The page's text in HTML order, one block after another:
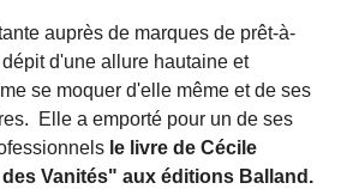
auprès de marques de prêt-à-
d'une allure hautaine et
se moquer d'elle même et de ses
Elle a emporté pour un de ses
le livre de Cécile
Vanités" aux éditions Balland.